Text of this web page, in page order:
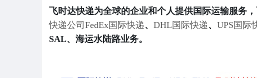
飞时达快递为全球的企业和个人提供国际运输服务，
快递公司 FedEx国际快递 、 DHL国际快递 、 UPS国际
SAL、海运水陆路业务。